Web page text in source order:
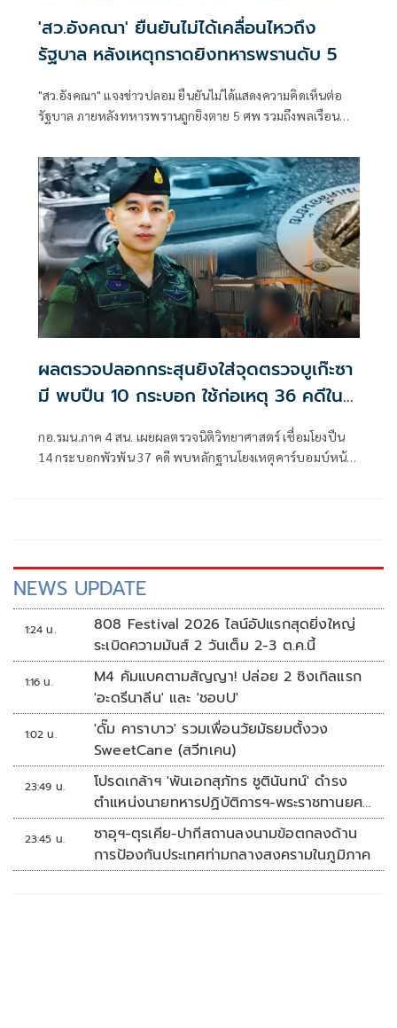
'สว.อังคณา' ยืนยันไม่ได้เคลื่อนไหวถึง
รัฐบาล หลังเหตุกราดยิงทหารพรานดับ 5
"สว.อังคณา" แจงข่าวปลอม ยืนยันไม่ได้แสดงความคิดเห็นต่อ
รัฐบาล ภายหลังทหารพรานถูกยิงตาย 5 ศพ รวมถึงพลเรือน
อัยการศึกในการตรวจค้น
ผลตรวจปลอกกระสุนยิงใส่จุดตรวจบูเก๊ะซา
มี พบปืน 10 กระบอก ใช้ก่อเหตุ 36 คดีใน
กอ.รมน.ภาค 4 สน. เผยผลตรวจนิติวิทยาศาสตร์ เชื่อมโยงปืน
14 กระบอกพัวพัน 37 คดี พบหลักฐานโยงเหตุคาร์บอมบ์หน้า
NEWS UPDATE
1:24 น.
808 Festival 2026 ไลน์อัปแรกสุดยิ่งใหญ่
ระเบิดความมันส์ 2 วันเต็ม 2-3 ต.ค.นี้
1:16 น.
M4 คัมแบคตามสัญญา! ปล่อย 2 ซิงเกิลแรก
'อะดรีนาลีน' และ 'ชอบU'
1:02 น.
'ดั๊ม คาราบาว' รวมเพื่อนวัยมัธยมตั้งวง
SweetCane (สวีทเคน)
23:49 น.
โปรดเกล้าฯ 'พันเอกสุภัทร ชูตินันทน์' ดำรง
ตำแหน่งนายทหารปฏิบัติการฯ-พระราชทานยศ
'พลตรี'
23:45 น.
ซาอุฯ-ตุรเคีย-ปากีสถานลงนามข้อตกลงด้าน
การป้องกันประเทศท่ามกลางสงครามในภูมิภาค